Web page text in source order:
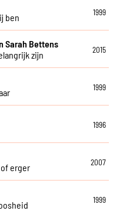
ben
1999
Sarah Bettens
zijn
2015
1999
1996
erger
2007
1999